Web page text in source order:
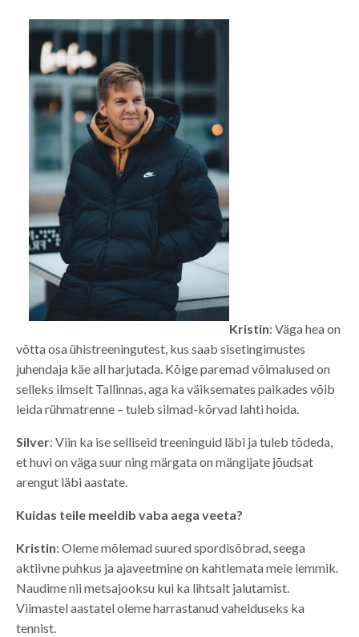
Kristin: Väga hea on
võtta osa ühistreeningutest, kus saab sisetingimustes
juhendaja käe all harjutada. Kõige paremad võimalused on
selleks ilmselt Tallinnas, aga ka väiksemates paikades võib
leida rühmatrenne – tuleb silmad-kõrvad lahti hoida.
Silver: Viin ka ise selliseid treeninguid läbi ja tuleb tõdeda,
et huvi on väga suur ning märgata on mängijate jõudsat
arengut läbi aastate.
Kuidas teile meeldib vaba aega veeta?
Kristin: Oleme mõlemad suured spordisõbrad, seega
aktiivne puhkus ja ajaveetmine on kahtlemata meie lemmik.
Naudime nii metsajooksu kui ka lihtsalt jalutamist.
Viimastel aastatel oleme harrastanud vahelduseks ka
tennist.